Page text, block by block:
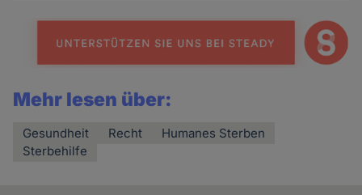
Mehr lesen über:
Gesundheit Recht
Humanes Sterben
Sterbehilfe